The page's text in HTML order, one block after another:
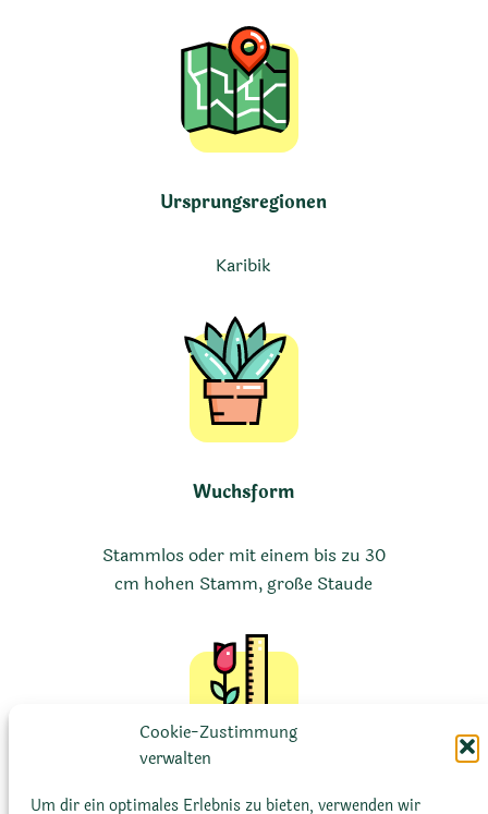
Cookie-Zustimmung
verwalten
Um dir ein optimales Erlebnis zu bieten, verwenden wir
Ursprungsregionen
Karibik
Wuchsform
Stammlos oder mit einem bis zu 30
cm hohen Stamm, große Staude